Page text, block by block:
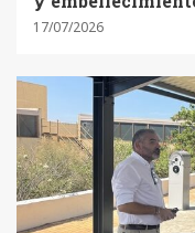
17/07/2026